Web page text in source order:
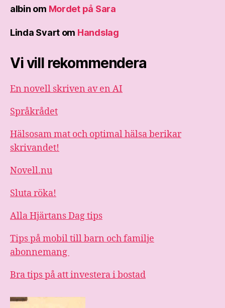
albin om Mordet på Sara
Linda Svart om Handslag
Vi vill rekommendera
En novell skriven av en AI
Språkrådet
Hälsosam mat och optimal hälsa berikar
skrivandet!
Novell.nu
Sluta röka!
Alla Hjärtans Dag tips
Tips på mobil till barn och familje
abonnemang
Bra tips på att investera i bostad